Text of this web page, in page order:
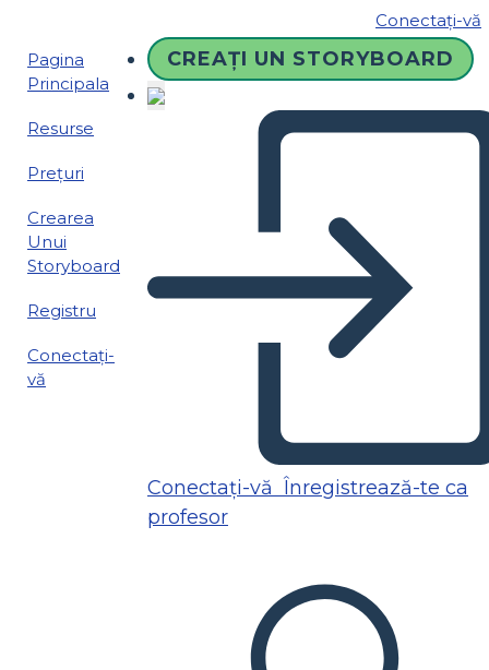
Conectați-vă
Pagina
Principala
Resurse
Prețuri
Crearea
Unui
Storyboard
Registru
Conectați-
vă
CREAȚI UN STORYBOARD
Conectați-vă Înregistrează-te ca
profesor